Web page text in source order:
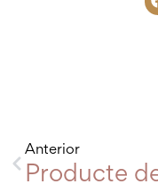
Anterior
Producte